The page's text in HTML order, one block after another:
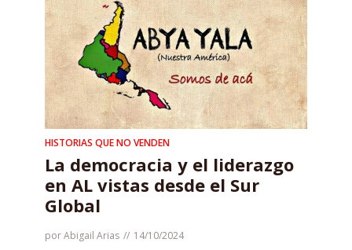
HISTORIAS QUE NO VENDEN
La democracia y el liderazgo
en AL vistas desde el Sur
Global
porAbigail Arias 14/10/2024